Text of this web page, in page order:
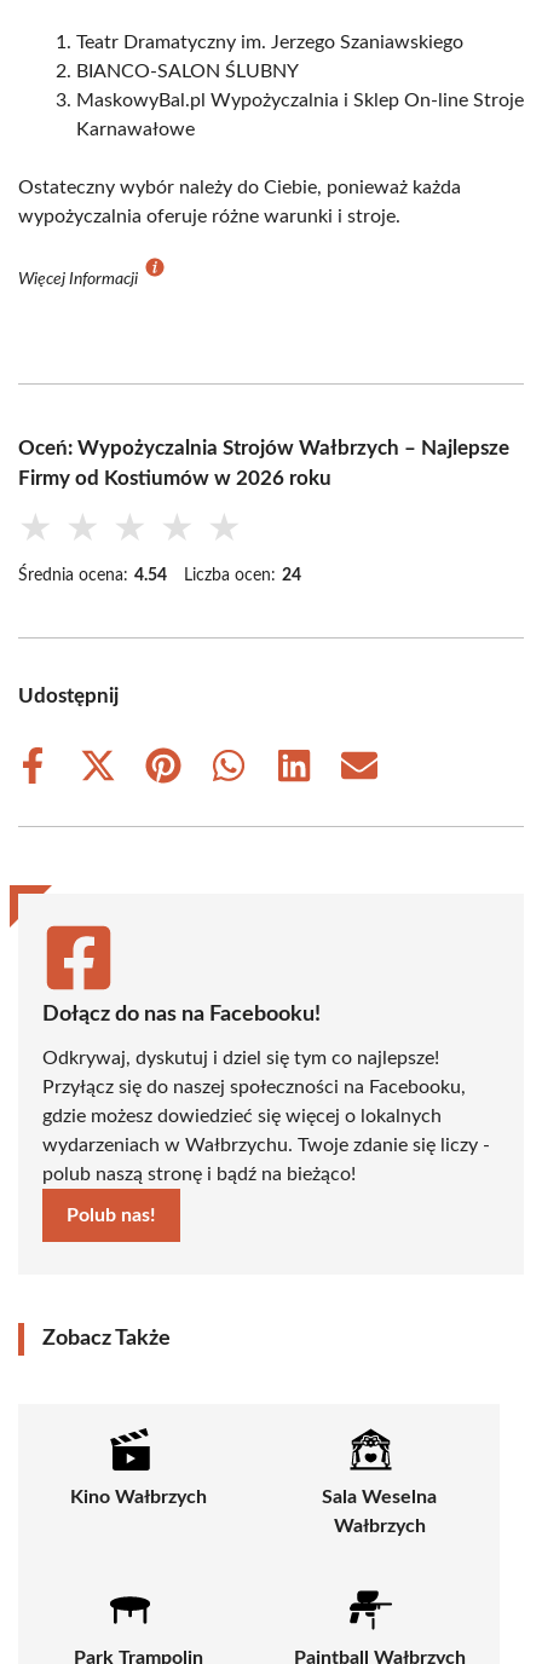
Teatr Dramatyczny im. Jerzego Szaniawskiego
BIANCO-SALON ŚLUBNY
MaskowyBal.pl Wypożyczalnia i Sklep On-line Stroje
Karnawałowe
Ostateczny wybór należy do Ciebie, ponieważ każda
wypożyczalnia oferuje różne warunki i stroje.
Więcej Informacji
Oceń: Wypożyczalnia Strojów Wałbrzych – Najlepsze
Firmy od Kostiumów w 2026 roku
★ ★ ★ ★ ★
Średnia ocena: 4.54 Liczba ocen: 24
Udostępnij
Share
Share
(Twitter)
Share
Share
Share
Share
Dołącz do nas na Facebooku!
Odkrywaj, dyskutuj i dziel się tym co najlepsze!
Przyłącz się do naszej społeczności na Facebooku,
gdzie możesz dowiedzieć się więcej o lokalnych
wydarzeniach w Wałbrzychu. Twoje zdanie się liczy -
polub naszą stronę i bądź na bieżąco!
Polub nas!
Zobacz Także
Kino Wałbrzych
Sala Weselna
Wałbrzych
Park Trampolin Paintball Wałbrzych